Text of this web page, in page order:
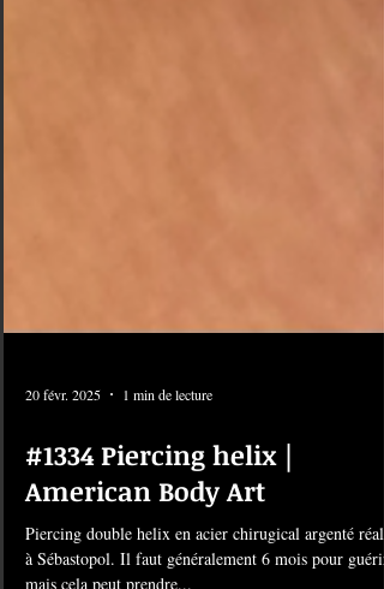
#1334 Piercing helix |
American Body Art
Piercing double helix en acier chirugical argenté